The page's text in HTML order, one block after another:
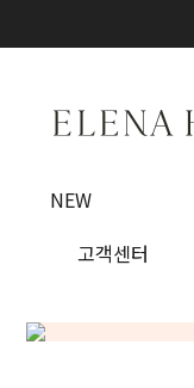
NEW
고객센터